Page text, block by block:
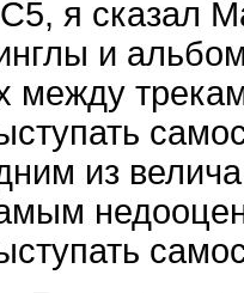
я сказал
и
между
из